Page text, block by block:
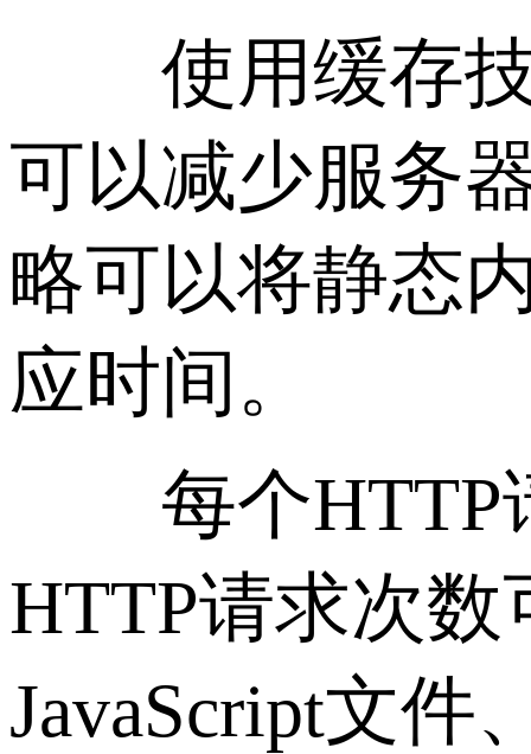
使用缓存技
可以减少服务
略可以将静态
应时间。
每个HTTP请
HTTP请求次
JavaScript文件